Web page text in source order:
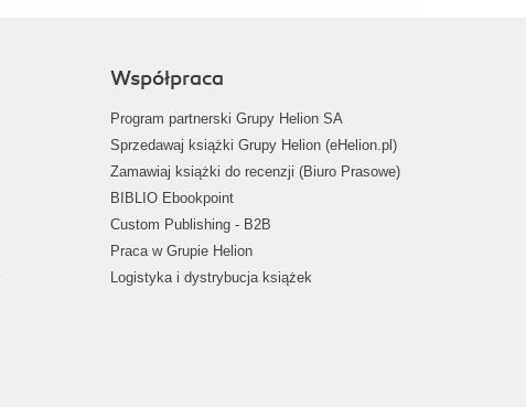
Współpraca
Program partnerski Grupy Helion SA
Sprzedawaj książki Grupy Helion (eHelion.pl)
Zamawiaj książki do recenzji (Biuro Prasowe)
BIBLIO Ebookpoint
Custom Publishing - B2B
Praca w Grupie Helion
Logistyka i dystrybucja książek